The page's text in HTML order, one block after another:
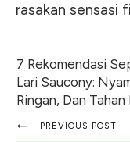
rasakan sensasi
7 Rekomendasi
Lari Saucony:
Ringan, Dan Tahan
PREVIOUS POST